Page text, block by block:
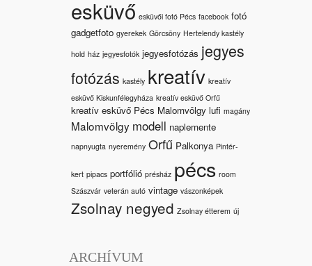
esküvő esküvői fotó Pécs facebook fotó
gadgetfoto gyerekek Görcsöny Hertelendy kastély
hold ház jegyesfotók jegyesfotózás jegyes
fotózás kastély kreatív kreatív
esküvő Kiskunfélegyháza kreatív esküvő Orfű
kreatív esküvő Pécs Malomvölgy lufi magány
Malomvölgy modell naplemente
napnyugta nyeremény Orfű Palkonya Pintér-
kert pipacs portfólió présház pécs room
Szászvár veterán autó vintage vászonképek
Zsolnay negyed Zsolnay étterem új
ARCHÍVUM